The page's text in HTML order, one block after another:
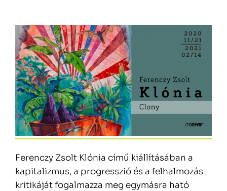
Ferenczy Zsolt Klónia című kiállításában a
kapitalizmus, a progresszió és a felhalmozás
kritikáját fogalmazza meg egymásra ható